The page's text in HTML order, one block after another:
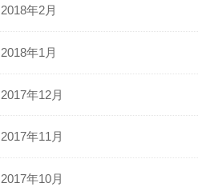
2018年2月
2018年1月
2017年12月
2017年11月
2017年10月